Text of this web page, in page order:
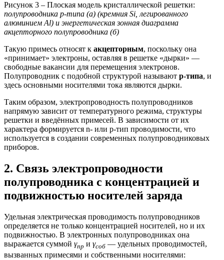
Рисунок 3 – Плоская модель кристаллической решетки:
полупроводника р-типа (а) (кремния Si, легированного
алюминием Al) и энергетическая зонная диаграмма
акцепторного полупроводника (б)
Такую примесь относят к акцепторным, поскольку она
«принимает» электроны, оставляя в решетке «дырки» —
свободные вакансии для перемещения электронов.
Полупроводник с подобной структурой называют p-типа, и
здесь основными носителями тока являются дырки.
Таким образом, электропроводность полупроводников
напрямую зависит от температурного режима, структуры
решетки и введённых примесей. В зависимости от их
характера формируется n- или p-тип проводимости, что
используется в создании современных полупроводниковых
приборов.
2. Связь электропроводности
полупроводника с концентрацией и
подвижностью носителей заряда
Удельная электрическая проводимость полупроводников
определяется не только концентрацией носителей, но и их
подвижностью. В электронных полупроводниках она
выражается суммой γпр и γсоб — удельных проводимостей,
вызванных примесями и собственными носителями: